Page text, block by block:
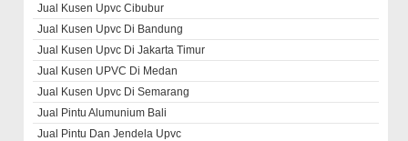
Jual Kusen Upvc Cibubur
Jual Kusen Upvc Di Bandung
Jual Kusen Upvc Di Jakarta Timur
Jual Kusen UPVC Di Medan
Jual Kusen Upvc Di Semarang
Jual Pintu Alumunium Bali
Jual Pintu Dan Jendela Upvc